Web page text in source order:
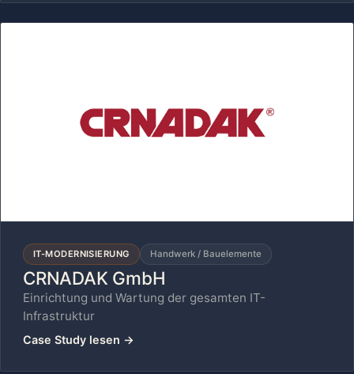
IT-MODERNISIERUNG Handwerk / Bauelemente
CRNADAK GmbH
Einrichtung und Wartung der gesamten IT-
Infrastruktur
Case Study lesen →